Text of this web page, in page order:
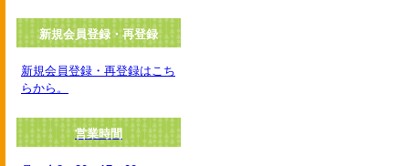
新規会員登録・再登録
新規会員登録・再登録はこち
らから。
営業時間